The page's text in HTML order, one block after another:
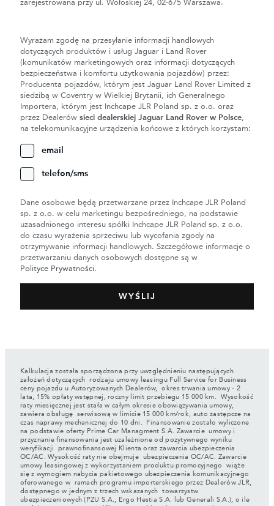
zarejestrowana przy ul. Wołoskiej 24, 02-675 Warszawa.
Wyrażam zgodę na przesyłanie informacji handlowych
dotyczących produktów i usług Jaguar i Land Rover
(komunikatów marketingowych oraz informacji dotyczących
bezpieczeństwa i komfortu użytkowania pojazdów) przez:
Producenta pojazdów, którym jest Jaguar Land Rover Limited z
siedzibą w Coventry w Wielkiej Brytanii, ich Generalnego
Importera, którym jest Inchcape JLR Poland sp. z o.o. oraz
przez Dealerów sieci dealerskiej Jaguar Land Rover w Polsce,
na telekomunikacyjne urządzenia końcowe z których korzystam:
email
telefon/sms
Dane osobowe będą przetwarzane przez Inchcape JLR Poland
sp. z o.o. w celu marketingu bezpośredniego, na podstawie
uzasadnionego interesu spółki Inchcape JLR Poland sp. z o.o.
do czasu wyrażenia sprzeciwu lub wycofania zgody na
otrzymywanie informacji handlowych. Szczegółowe informacje o
przetwarzaniu danych osobowych dostępne są w
Polityce Prywatności.
Kalkulacja została sporządzona przy uwzględnieniu następujących
założeń dotyczących rodzaju umowy leasingu Full Service for Business
ceny pojazdu u Autoryzowanych Dealerów, okres trwania umowy - 2
lata, 15% opłaty wstępnej, roczny limit przebiegu 15 000 km. Wysokość
raty miesięcznej jest stała w całym okresie obowiązywania umowy,
zawiera obsługę serwisową w limicie 15 000 km/rok, auto zastępcze na
czas naprawy mechanicznej do 10 dni. Finansowanie zostało wyliczone
na podstawie oferty Prime Car Managment S.A. Zawarcie umowy i
przyznanie finansowania jest uzależnione od pozytywnego wyniku
weryfikacji prawnofinansowej Klienta oraz zawarcia ubezpieczenia
OC/AC. Wysokość raty nie obejmuje ubezpieczenia OC/AC. Zawarcie
umowy leasingowej z wykorzystaniem produktu promocyjnego wiąże
się z wymogiem nabycia pakietowego ubezpieczenia komunikacyjnego
oferowanego w ramach programu importerskiego przez Dealerów JLR,
dostępnego w jednym z trzech wskazanych towarzystw
ubezpieczeniowych (PZU S.A., Ergo Hestia S.A. lub Generali S.A.), o ile